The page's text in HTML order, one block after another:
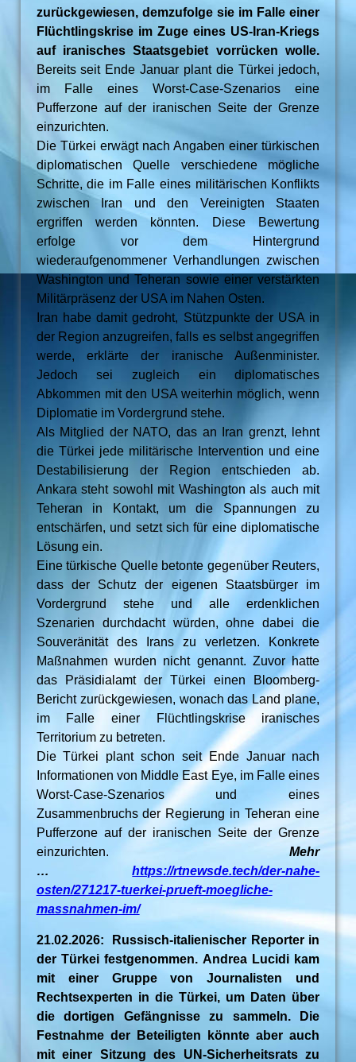
zurückgewiesen, demzufolge sie im Falle einer
Flüchtlingskrise im Zuge eines US-Iran-Kriegs
auf iranisches Staatsgebiet vorrücken wolle.
Bereits seit Ende Januar plant die Türkei jedoch,
im Falle eines Worst-Case-Szenarios eine
Pufferzone auf der iranischen Seite der Grenze
einzurichten.
Die Türkei erwägt nach Angaben einer türkischen
diplomatischen Quelle verschiedene mögliche
Schritte, die im Falle eines militärischen Konflikts
zwischen Iran und den Vereinigten Staaten
ergriffen werden könnten. Diese Bewertung
erfolge vor dem Hintergrund
wiederaufgenommener Verhandlungen zwischen
Washington und Teheran sowie einer verstärkten
Militärpräsenz der USA im Nahen Osten.
Iran habe damit gedroht, Stützpunkte der USA in
der Region anzugreifen, falls es selbst angegriffen
werde, erklärte der iranische Außenminister.
Jedoch sei zugleich ein diplomatisches
Abkommen mit den USA weiterhin möglich, wenn
Diplomatie im Vordergrund stehe.
Als Mitglied der NATO, das an Iran grenzt, lehnt
die Türkei jede militärische Intervention und eine
Destabilisierung der Region entschieden ab.
Ankara steht sowohl mit Washington als auch mit
Teheran in Kontakt, um die Spannungen zu
entschärfen, und setzt sich für eine diplomatische
Lösung ein.
Eine türkische Quelle betonte gegenüber Reuters,
dass der Schutz der eigenen Staatsbürger im
Vordergrund stehe und alle erdenklichen
Szenarien durchdacht würden, ohne dabei die
Souveränität des Irans zu verletzen. Konkrete
Maßnahmen wurden nicht genannt. Zuvor hatte
das Präsidialamt der Türkei einen Bloomberg-
Bericht zurückgewiesen, wonach das Land plane,
im Falle einer Flüchtlingskrise iranisches
Territorium zu betreten.
Die Türkei plant schon seit Ende Januar nach
Informationen von Middle East Eye, im Falle eines
Worst-Case-Szenarios und eines
Zusammenbruchs der Regierung in Teheran eine
Pufferzone auf der iranischen Seite der Grenze
einzurichten.Mehr
…https://rtnewsde.tech/der-nahe-
osten/271217-tuerkei-prueft-moegliche-
massnahmen-im/
21.02.2026: Russisch-italienischer Reporter in
der Türkei festgenommen. Andrea Lucidi kam
mit einer Gruppe von Journalisten und
Rechtsexperten in die Türkei, um Daten über
die dortigen Gefängnisse zu sammeln. Die
Festnahme der Beteiligten könnte aber auch
mit einer Sitzung des UN-Sicherheitsrats zu